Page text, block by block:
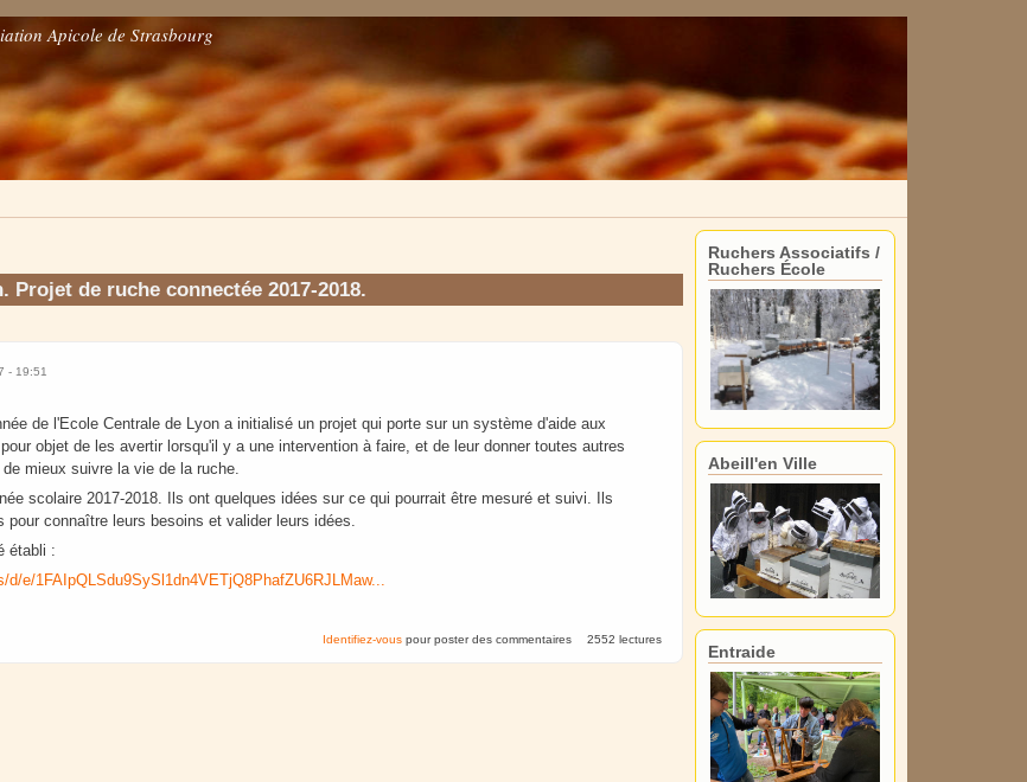
Apicole de Strasbourg
Projet de ruche connectée 2017-2018.
- 19:51
de l'Ecole Centrale de Lyon a initialisé un projet qui porte sur un système d'aide aux
objet de les avertir lorsqu'il y a une intervention à faire, et de leur donner toutes autres
mieux suivre la vie de la ruche.
scolaire 2017-2018. Ils ont quelques idées sur ce qui pourrait être mesuré et suivi. Ils
pour connaître leurs besoins et valider leurs idées.
établi :
e/1FAIpQLSdu9SySl1dn4VETjQ8PhafZU6RJLMaw...
Identifiez-vouspour poster des commentaires 2552 lectures
Ruchers Associatifs /
Ruchers École
Abeill'en Ville
Entraide